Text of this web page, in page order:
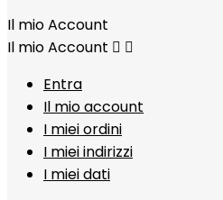
Il mio Account
Il mio Account  
Entra
Il mio account
I miei ordini
I miei indirizzi
I miei dati